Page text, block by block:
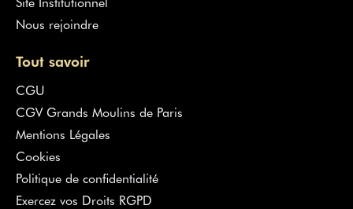
Nous rejoindre
Tout savoir
CGU
CGV Grands Moulins de Paris
Mentions Légales
Cookies
Politique de confidentialité
Exercez vos Droits RGPD